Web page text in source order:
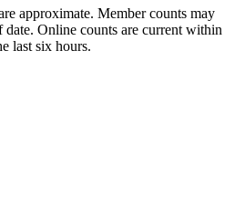
approximate. Member counts may
date. Online counts are current within
last six hours.